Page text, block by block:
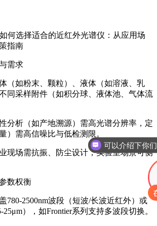
如何选择适合的近红外光谱仪：从应用场
指南
需求
如粉末、颗粒）、液体（如溶液、乳
同采样附件（如积分球、液体池、气体流
析（如产地溯源）需高光谱分辨率，定
）需高信噪比与低检测限。
场需抗振、防尘设计，实验室场景可侧
数权衡
2500nm波段（短波/长波近红外）或
），如Frontier系列支持多波段切换。